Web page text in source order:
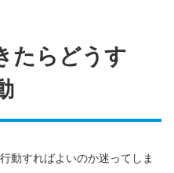
たらどうす
動すればよいのか迷ってしま